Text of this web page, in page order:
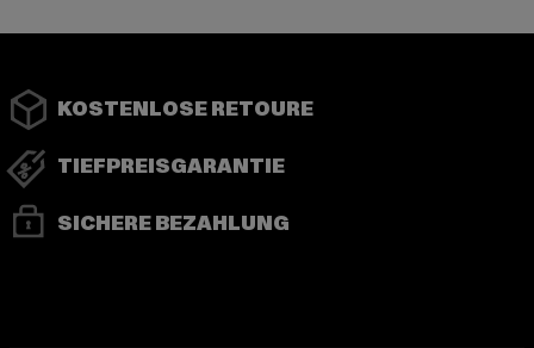
KOSTENLOSE RETOURE
TIEFPREISGARANTIE
SICHERE BEZAHLUNG